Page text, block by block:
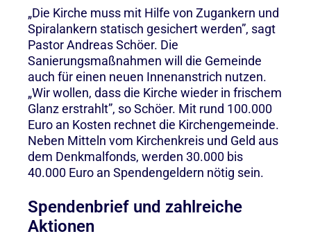
„Die Kirche muss mit Hilfe von Zugankern und
Spiralankern statisch gesichert werden”, sagt
Pastor Andreas Schöer. Die
Sanierungsmaßnahmen will die Gemeinde
auch für einen neuen Innenanstrich nutzen.
„Wir wollen, dass die Kirche wieder in frischem
Glanz erstrahlt”, so Schöer. Mit rund 100.000
Euro an Kosten rechnet die Kirchengemeinde.
Neben Mitteln vom Kirchenkreis und Geld aus
dem Denkmalfonds, werden 30.000 bis
40.000 Euro an Spendengeldern nötig sein.
Spendenbrief und zahlreiche
Aktionen